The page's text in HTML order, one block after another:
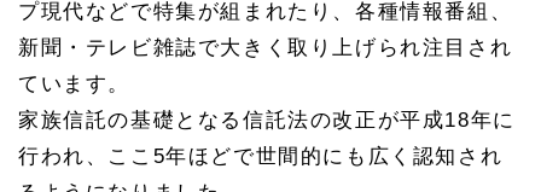
プ現代などで特集が組まれたり、各種情報番組、
新聞・テレビ雑誌で大きく取り上げられ注目され
ています。
家族信託の基礎となる信託法の改正が平成18年に
行われ、ここ5年ほどで世間的にも広く認知され